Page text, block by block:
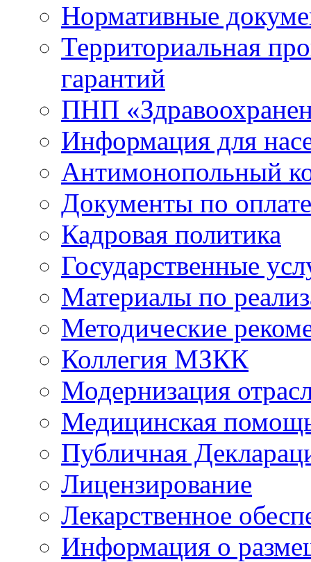
Нормативные
Территориальная
гарантий
ПНП
Информация для
Антимонопольный
Документы по
Кадровая политика
Государственные
Материалы по
Методические
Коллегия МЗКК
Модернизация
Медицинская
Публичная
Лицензирование
Лекарственное
Информация о